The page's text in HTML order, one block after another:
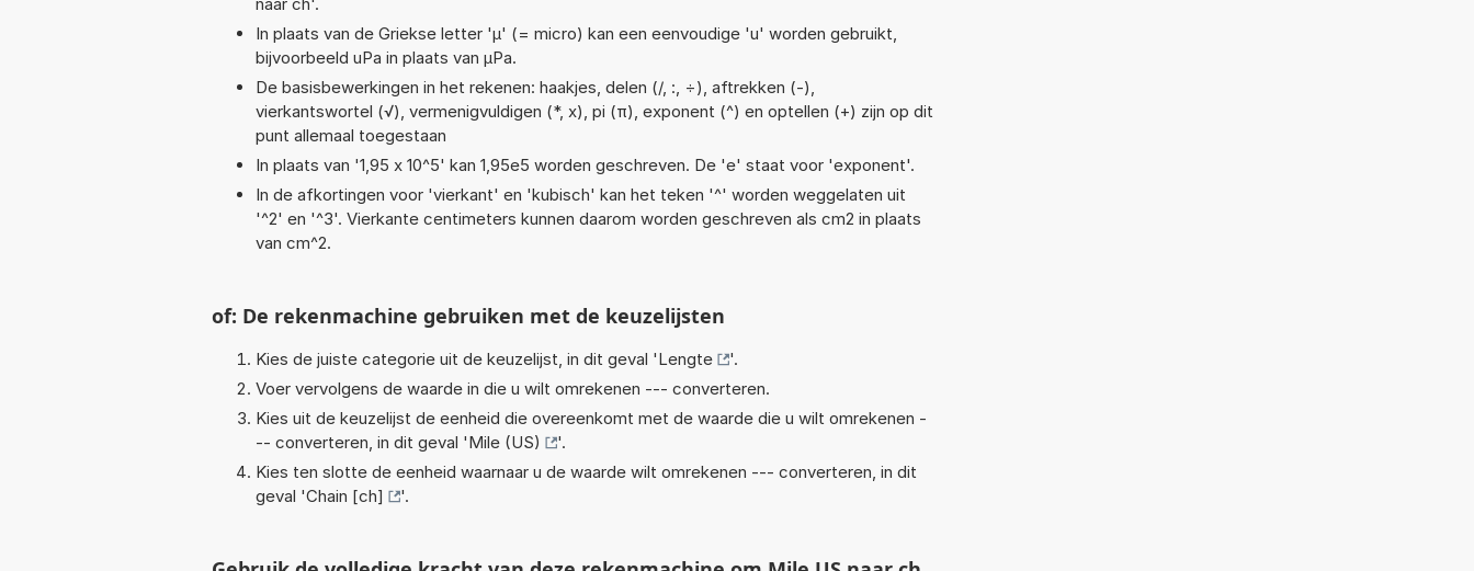
In plaats van de Griekse letter 'µ' (= micro) kan een eenvoudige 'u' worden gebruikt,
bijvoorbeeld uPa in plaats van µPa.
De basisbewerkingen in het rekenen: haakjes, delen (/, :, ÷), aftrekken (-),
vierkantswortel (√), vermenigvuldigen (*, x), pi (π), exponent (^) en optellen (+) zijn op dit
punt allemaal toegestaan
In plaats van '1,95 x 10^5' kan 1,95e5 worden geschreven. De 'e' staat voor 'exponent'.
In de afkortingen voor 'vierkant' en 'kubisch' kan het teken '^' worden weggelaten uit
'^2' en '^3'. Vierkante centimeters kunnen daarom worden geschreven als cm2 in plaats
van cm^2.
of: De rekenmachine gebruiken met de keuzelijsten
Kies de juiste categorie uit de keuzelijst, in dit geval 'Lengte
'.
Voer vervolgens de waarde in die u wilt omrekenen --- converteren.
Kies uit de keuzelijst de eenheid die overeenkomt met de waarde die u wilt omrekenen -
-- converteren, in dit geval 'Mile (US)
'.
Kies ten slotte de eenheid waarnaar u de waarde wilt omrekenen --- converteren, in dit
geval 'Chain [ch] '.